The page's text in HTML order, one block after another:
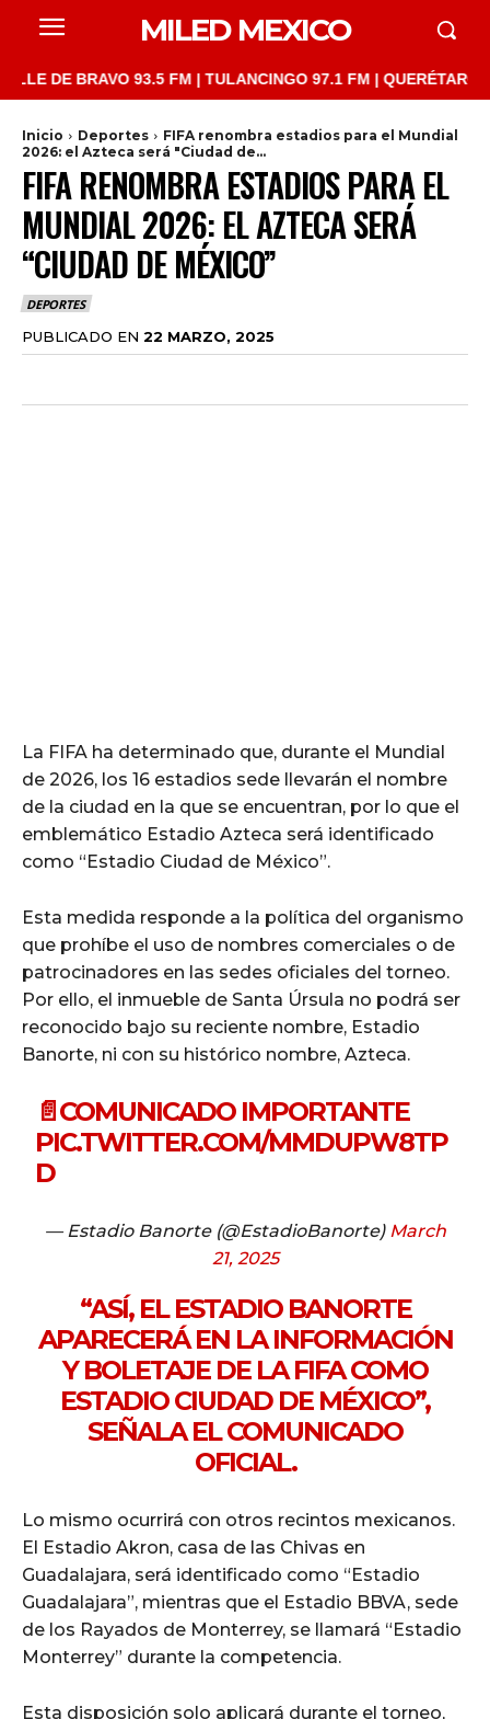
MILED MEXICO
BRAVO 93.5 FM | TULANCINGO 97.1 FM | QUERÉTARO
Inicio Deportes
FIFA renombra estadios para el Mundial
2026: el Azteca será "Ciudad de...
FIFA RENOMBRA ESTADIOS PARA EL
MUNDIAL 2026: EL AZTECA SERÁ
“CIUDAD DE MÉXICO”
DEPORTES
PUBLICADO EN 22 MARZO, 2025
La FIFA ha determinado que, durante el Mundial
de 2026, los 16 estadios sede llevarán el nombre
de la ciudad en la que se encuentran, por lo que el
emblemático Estadio Azteca será identificado
como “Estadio Ciudad de México”.
Esta medida responde a la política del organismo
que prohíbe el uso de nombres comerciales o de
patrocinadores en las sedes oficiales del torneo.
Por ello, el inmueble de Santa Úrsula no podrá ser
reconocido bajo su reciente nombre, Estadio
Banorte, ni con su histórico nombre, Azteca.
📄COMUNICADO IMPORTANTE
PIC.TWITTER.COM/MMDUPW8TP
D
— Estadio Banorte (@EstadioBanorte) March
21, 2025
“ASÍ, EL ESTADIO BANORTE
APARECERÁ EN LA INFORMACIÓN
Y BOLETAJE DE LA FIFA COMO
ESTADIO CIUDAD DE MÉXICO”,
SEÑALA EL COMUNICADO
OFICIAL.
Lo mismo ocurrirá con otros recintos mexicanos.
El Estadio Akron, casa de las Chivas en
Guadalajara, será identificado como “Estadio
Guadalajara”, mientras que el Estadio BBVA, sede
de los Rayados de Monterrey, se llamará “Estadio
Monterrey” durante la competencia.
Esta disposición solo aplicará durante el torneo,